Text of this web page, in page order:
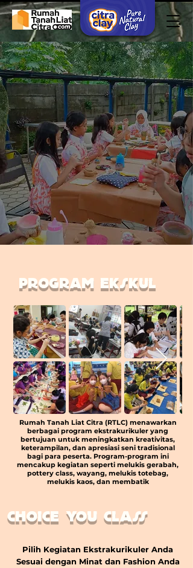
program ekskul
Rumah Tanah Liat Citra (RTLC) menawarkan
berbagai program ekstrakurikuler yang
bertujuan untuk meningkatkan kreativitas,
keterampilan, dan apresiasi seni tradisional
bagi para peserta. Program-program ini
mencakup kegiatan seperti melukis gerabah,
pottery class, wayang, melukis totebag,
melukis kaos, dan membatik
choice you class
Pilih Kegiatan Ekstrakurikuler Anda
Sesuai dengan Minat dan Fashion Anda